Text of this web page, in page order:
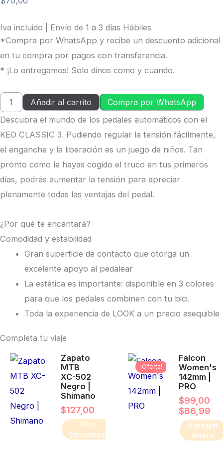
Iva incluido | Envío de 1 a 3 días Hábiles
*Compra por WhatsApp y recibe un descuento adicional
en tu compra por pagos con transferencia.
* ¡Lo entregamos! Solo dinos como y cuando.
Añadir al carrito
Compra por WhatsApp
Descubra el mundo de los pedales automáticos con el
KEO CLASSIC 3. Pudiendo regular la tensión fácilmente,
el enganche y la liberación es un juego de niños. Tan
pronto como le hayas cogido el truco en tus primeros
días, podrás aumentar la tensión para apreciar
plenamente todas las ventajas del pedal.
¿Por qué te encantará?
Comodidad y estabilidad
Gran superficie de contacto que otorga un
excelente apoyo al pedalear
La estética es importante: disponible en 3 colores
para que los pedales combinen con tu bici.
Toda la experiencia de LOOK a un precio asequible
Completa tu viaje
Zapato
MTB
XC-502
Negro |
Shimano
$127,00
Elija
Opciones
producto
tiene
múltiples
variantes.
Las
opciones
¡Oferta!
Falcon
Women's
142mm |
PRO
$99,00
$86,99
es:
Agregar
Ahora